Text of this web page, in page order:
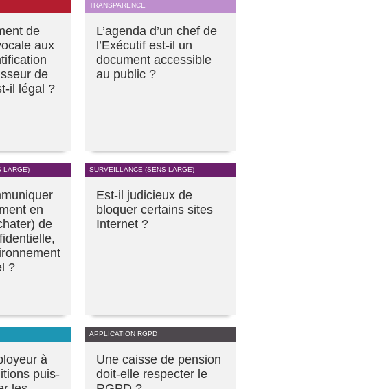
de
aux
de
il légal ?
TRANSPARENCE
L’agenda d’un chef de
l’Exécutif est-il un
document accessible
au public ?
LARGE)
en
de
?
SURVEILLANCE (SENS LARGE)
Est-il judicieux de
bloquer certains sites
Internet ?
à
puis-
APPLICATION RGPD
Une caisse de pension
doit-elle respecter le